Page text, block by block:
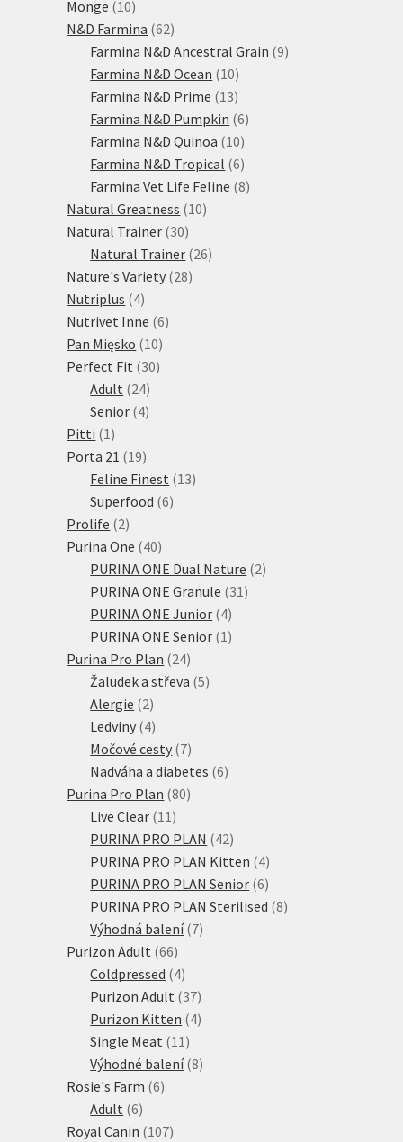
Monge 1010
produktů
N&D Farmina 6262
produktů
Farmina N&D Ancestral Grain 99
Farmina N&D Ocean 1010
produktů
Farmina N&D Prime 1313
produktů
Farmina N&D Pumpkin 66
Farmina N&D Quinoa 1010
produktů
Farmina N&D Tropical 66
produktů
Farmina Vet Life Feline 88
Natural Greatness 1010
Natural Trainer 3030
produktů
Natural Trainer 2626
Nature's Variety 2828
Nutriplus 44
produkty
Nutrivet Inne 66
Pan Mięsko 1010
produktů
Perfect Fit 3030
Adult 2424
produktů
Senior 44
Pitti 1 1
produkt
Porta 21 1919
produktů
Feline Finest 1313
Superfood 66
Prolife 22
produkty
Purina One 4040
produktů
PURINA ONE Dual Nature 22
PURINA ONE Granule 31 31
PURINA ONE Junior 44
produkty
PURINA ONE Senior 1 1
Purina Pro Plan 2424
produktů
Žaludek a střeva 55
Alergie 22
produkty
Ledviny 44
produkty
Močové cesty 77
produktů
Nadváha a diabetes 66
Purina Pro Plan 8080
Live Clear 11 11
produktů
PURINA PRO PLAN 4242
produktů
PURINA PRO PLAN Kitten 44
produkty
PURINA PRO PLAN Senior 66
produktů
PURINA PRO PLAN Sterilised 88
Výhodná balení 77
Purizon Adult 6666
produktů
Coldpressed 44
produkty
Purizon Adult 3737
produktů
Purizon Kitten 44
Single Meat 11 11
produktů
Výhodné balení 88
Rosie's Farm 66
Adult 66
produktů
Royal Canin 107107